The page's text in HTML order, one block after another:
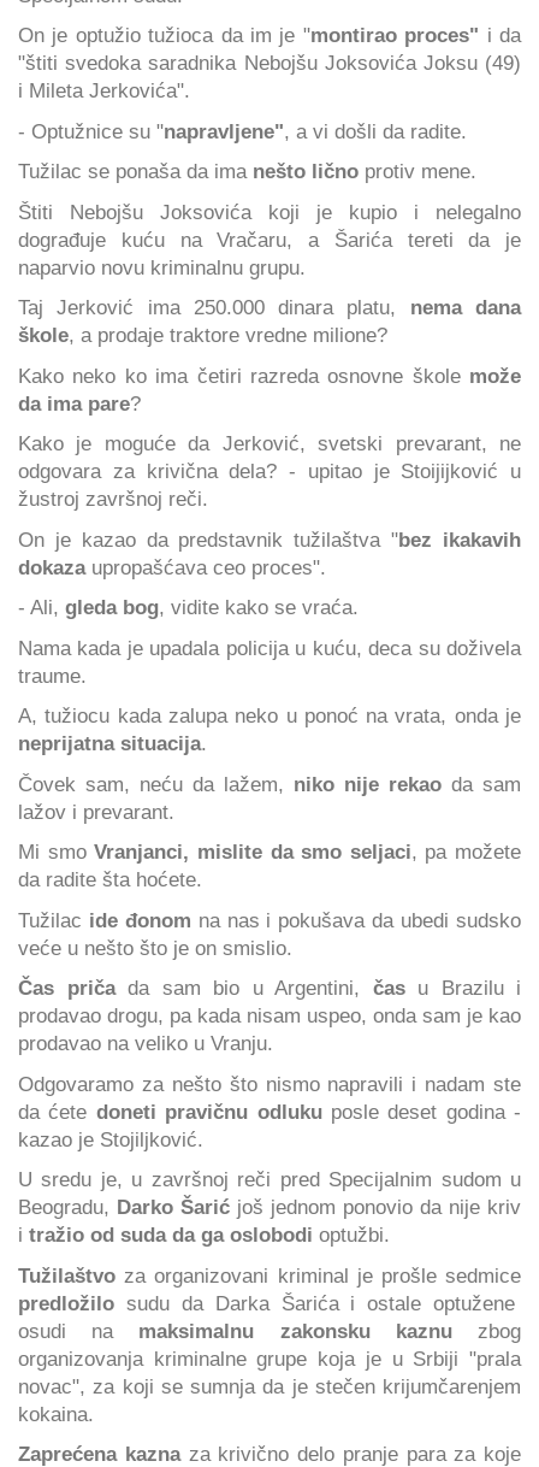
On je optužio tužioca da im je "montirao proces" i da
"štiti svedoka saradnika Nebojšu Joksovića Joksu (49)
i Mileta Jerkovića".
- Optužnice su "napravljene", a vi došli da radite.
Tužilac se ponaša da ima nešto lično protiv mene.
Štiti Nebojšu Joksovića koji je kupio i nelegalno
dograđuje kuću na Vračaru, a Šarića tereti da je
naparvio novu kriminalnu grupu.
Taj Jerković ima 250.000 dinara platu, nema dana
škole, a prodaje traktore vredne milione?
Kako neko ko ima četiri razreda osnovne škole može
da ima pare?
Kako je moguće da Jerković, svetski prevarant, ne
odgovara za krivična dela? - upitao je Stoijijković u
žustroj završnoj reči.
On je kazao da predstavnik tužilaštva "bez ikakavih
dokazaupropašćava ceo proces".
- Ali, gleda bog, vidite kako se vraća.
Nama kada je upadala policija u kuću, deca su doživela
traume.
A, tužiocu kada zalupa neko u ponoć na vrata, onda je
neprijatna situacija.
Čovek sam, neću da lažem, niko nije rekao da sam
lažov i prevarant.
Mi smoVranjanci, mislite da smo seljaci, pa možete
da radite šta hoćete.
Tužilac ide đonom na nas i pokušava da ubedi sudsko
veće u nešto što je on smislio.
Čas pričada sam bio u Argentini, čas u Brazilu i
prodavao drogu, pa kada nisam uspeo, onda sam je kao
prodavao na veliko u Vranju.
Odgovaramo za nešto što nismo napravili i nadam ste
da ćete doneti pravičnu odlukuposle deset godina -
kazao je Stojiljković.
U sredu je, u završnoj reči pred Specijalnim sudom u
Beogradu, Darko Šarić još jednom ponovio da nije kriv
i tražio od suda da ga oslobodi optužbi.
Tužilaštvo za organizovani kriminal je prošle sedmice
predložilo sudu da Darka Šarića i ostale optužene
osudi na maksimalnu zakonsku kaznuzbog
organizovanja kriminalne grupe koja je u Srbiji "prala
novac", za koji se sumnja da je stečen krijumčarenjem
kokaina.
Zaprećena kaznaza krivično delo pranje para za koje